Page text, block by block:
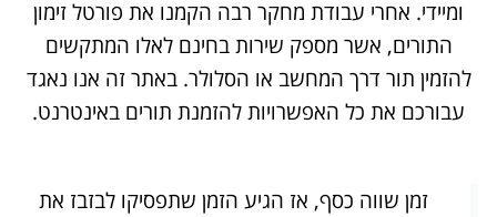
ומיידי. אחרי עבודת מחקר רבה הקמנו את פורטל זימון
התורים, אשר מספק שירות בחינם לאלו המתקשים
להזמין תור דרך המחשב או הסלולר. באתר זה אנו נאגד
עבורכם את כל האפשרויות להזמנת תורים באינטרנט.
זמן שווה כסף, אז הגיע הזמן שתפסיקו לבזבז את